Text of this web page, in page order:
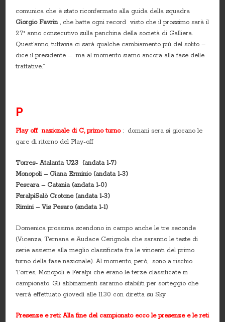
comunica che è stato riconfermato alla guida della squadra
Giorgio Favrin, che batte ogni record visto che il prossimo sarà il
27° anno consecutivo sulla panchina della società di Galliera.
Quest’anno, tuttavia ci sarà qualche cambiamento più del solito –
dice il presidente – ma al momento siamo ancora alla fase delle
trattative.”
P
Play off nazionale di C, primo turno : domani sera si giocano le
gare di ritorno del Play-off
Torres- Atalanta U23 (andata 1-7)
Monopoli – Giana Erminio (andata 1-3)
Pescara – Catania (andata 1-0)
FeralpiSalò Crotone (andata 1-3)
Rimini – Vis Pesaro (andata 1-1)
Domenica prossima scendono in campo anche le tre seconde
(Vicenza, Ternana e Audace Cerignola che saranno le teste di
serie assieme alla meglio classificata fra le vincenti del primo
turno della fase nazionale). Al momento, però, sono a rischio
Torres, Monopoli e Feralpi che erano le terze classificate in
campionato. Gli abbinamenti saranno stabiliti per sorteggio che
verrà effettuato giovedì alle 11.30 con diretta su Sky
Presenze e reti: Alla fine del campionato ecco le presenze e le reti